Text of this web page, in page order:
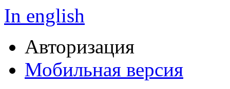
In english
Авторизация
Мобильная версия